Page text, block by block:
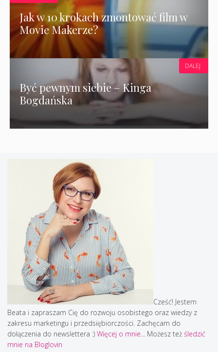
Jak w 10 krokach zmontować film w
Movie Makerze?
Być pewnym siebie – Kinga
Bogdańska
DALEJ
Cześć! Jestem
Beata i zapraszam Cię do rozwoju osobistego oraz wiedzy z
zakresu marketingu i przedsiębiorczości. Zachęcam do
dołączenia do newslettera :) Więcej o mnie... Możesz też śledzić
mnie na Bloglovin